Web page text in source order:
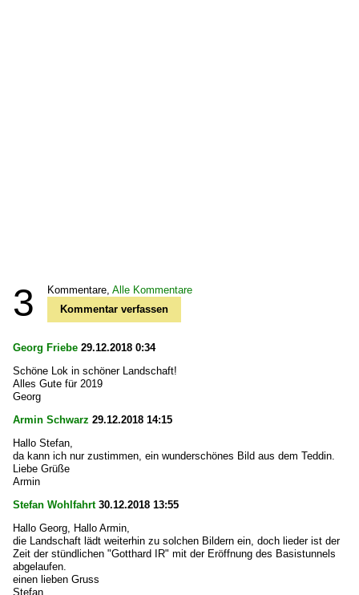
3 Kommentare, Alle Kommentare
Kommentar verfassen
Georg Friebe 29.12.2018 0:34
Schöne Lok in schöner Landschaft!
Alles Gute für 2019
Georg
Armin Schwarz 29.12.2018 14:15
Hallo Stefan,
da kann ich nur zustimmen, ein wunderschönes Bild aus dem Teddin.
Liebe Grüße
Armin
Stefan Wohlfahrt30.12.2018 13:55
Hallo Georg, Hallo Armin,
die Landschaft lädt weiterhin zu solchen Bildern ein, doch lieder ist der
Zeit der stündlichen "Gotthard IR" mit der Eröffnung des Basistunnels
abgelaufen.
einen lieben Gruss
Stefan